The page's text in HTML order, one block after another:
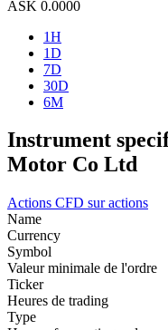
ASK 0.0000
1H
1D
7D
30D
6M
Instrument
Motor Co Ltd
Actions CFD sur actions
Name
Currency
Symbol
Valeur minimale de l'ordre
Ticker
Heures de trading
Type